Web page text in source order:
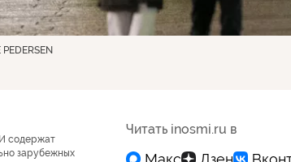
содержат
зарубежных
Читать inosmi.ru в